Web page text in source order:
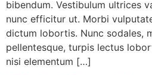
bibendum. Vestibulum ultrices
nunc efficitur ut. Morbi
dictum lobortis. Nunc sodales,
pellentesque, turpis lectus
nisi elementum […]